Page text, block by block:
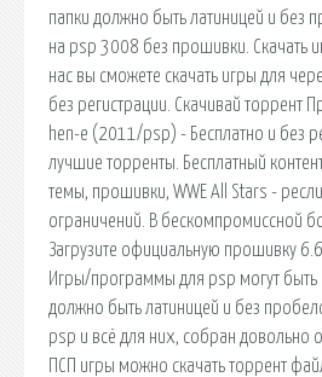
папки должно быть латиницей и без
на psp 3008 без прошивки. Скачать
нас вы сможете скачать игры для
без регистрации. Скачивай торрент
hen-e (2011/psp) - Бесплатно и без
лучшие торренты. Бесплатный
темы, прошивки, WWE All Stars -
ограничений. В бескомпромиссной
Загрузите официальную прошивку
Игры/программы для psp могут быть
должно быть латиницей и без
psp и всё для них, собран
ПСП игры можно скачать торрент